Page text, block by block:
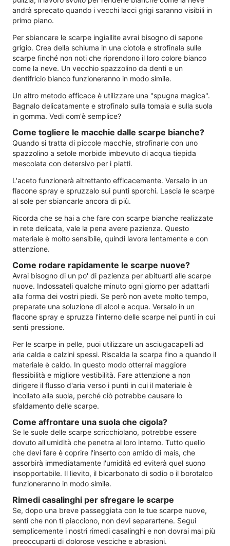
andrà sprecato quando i vecchi lacci grigi saranno visibili in
primo piano.
Per sbiancare le scarpe ingiallite avrai bisogno di sapone
grigio. Crea della schiuma in una ciotola e strofinala sulle
scarpe finché non noti che riprendono il loro colore bianco
come la neve. Un vecchio spazzolino da denti e un
dentifricio bianco funzioneranno in modo simile.
Un altro metodo efficace è utilizzare una "spugna magica".
Bagnalo delicatamente e strofinalo sulla tomaia e sulla suola
in gomma. Vedi com'è semplice?
Come togliere le macchie dalle scarpe bianche?
Quando si tratta di piccole macchie, strofinarle con uno
spazzolino a setole morbide imbevuto di acqua tiepida
mescolata con detersivo per i piatti.
L'aceto funzionerà altrettanto efficacemente. Versalo in un
flacone spray e spruzzalo sui punti sporchi. Lascia le scarpe
al sole per sbiancarle ancora di più.
Ricorda che se hai a che fare con scarpe bianche realizzate
in rete delicata, vale la pena avere pazienza. Questo
materiale è molto sensibile, quindi lavora lentamente e con
attenzione.
Come rodare rapidamente le scarpe nuove?
Avrai bisogno di un po' di pazienza per abituarti alle scarpe
nuove. Indossateli qualche minuto ogni giorno per adattarli
alla forma dei vostri piedi. Se però non avete molto tempo,
preparate una soluzione di alcol e acqua. Versalo in un
flacone spray e spruzza l'interno delle scarpe nei punti in cui
senti pressione.
Per le scarpe in pelle, puoi utilizzare un asciugacapelli ad
aria calda e calzini spessi. Riscalda la scarpa fino a quando il
materiale è caldo. In questo modo otterrai maggiore
flessibilità e migliore vestibilità. Fare attenzione a non
dirigere il flusso d'aria verso i punti in cui il materiale è
incollato alla suola, perché ciò potrebbe causare lo
sfaldamento delle scarpe.
Come affrontare una suola che cigola?
Se le suole delle scarpe scricchiolano, potrebbe essere
dovuto all'umidità che penetra al loro interno. Tutto quello
che devi fare è coprire l'inserto con amido di mais, che
assorbirà immediatamente l'umidità ed eviterà quel suono
insopportabile. Il lievito, il bicarbonato di sodio o il borotalco
funzioneranno in modo simile.
Rimedi casalinghi per sfregare le scarpe
Se, dopo una breve passeggiata con le tue scarpe nuove,
senti che non ti piacciono, non devi separartene. Segui
semplicemente i nostri rimedi casalinghi e non dovrai mai più
preoccuparti di dolorose vesciche e abrasioni.